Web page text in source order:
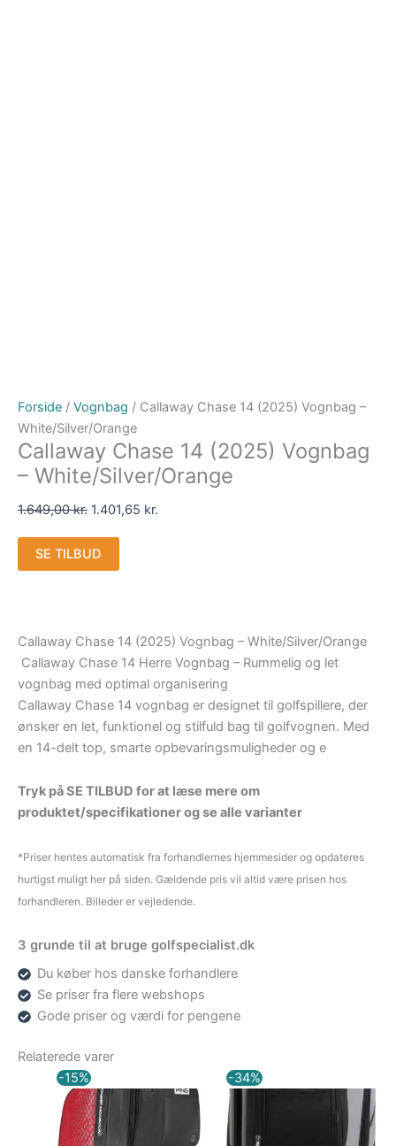
Forside / Vognbag / Callaway Chase 14 (2025) Vognbag –
White/Silver/Orange
Callaway Chase 14 (2025) Vognbag
– White/Silver/Orange
1.649,00kr. 1.401,65 kr.
SE TILBUD
Callaway Chase 14 (2025) Vognbag – White/Silver/Orange
Callaway Chase 14 Herre Vognbag – Rummelig og let
vognbag med optimal organisering
Callaway Chase 14 vognbag er designet til golfspillere, der
ønsker en let, funktionel og stilfuld bag til golfvognen. Med
en 14-delt top, smarte opbevaringsmuligheder og e
Tryk på SE TILBUD for at læse mere om
produktet/specifikationer og se alle varianter
*Priser hentes automatisk fra forhandlernes hjemmesider og opdateres
hurtigst muligt her på siden. Gældende pris vil altid være prisen hos
forhandleren. Billeder er vejledende.
3 grunde til at bruge golfspecialist.dk
Du køber hos danske forhandlere
Se priser fra flere webshops
Gode priser og værdi for pengene
Relaterede varer
-15%
Den
oprindelige
pris
var:
2.850,00 kr..
aktuelle
2.422,50 kr..
-34%
Den
oprindelige
1.899,00 kr..
aktuelle
pris
1.249,00 kr..